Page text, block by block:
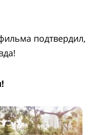
подтвердил,